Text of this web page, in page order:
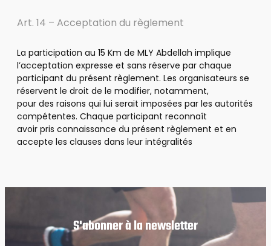
Art. 14 – Acceptation du règlement
La participation au 15 Km de MLY Abdellah implique
l’acceptation expresse et sans réserve par chaque
participant du présent règlement. Les organisateurs se
réservent le droit de le modifier, notamment,
pour des raisons qui lui serait imposées par les autorités
compétentes. Chaque participant reconnaît
avoir pris connaissance du présent règlement et en
accepte les clauses dans leur intégralités
S'abonner à la newsletter